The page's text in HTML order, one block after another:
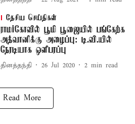
தேசிய செய்திகள்
ராமர்கோவில் பூமி பூஜையில் பங்கேற்க
அத்வானிக்கு அழைப்பு: டி.வி.யில்
நேரடியாக ஒளிபரப்பு
தினத்தந்தி 26 Jul 2020 2 min read
Read More